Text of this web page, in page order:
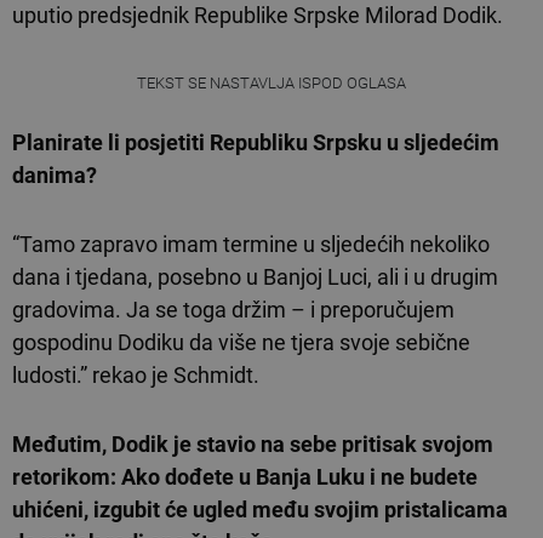
uputio predsjednik Republike Srpske Milorad Dodik.
TEKST SE NASTAVLJA ISPOD OGLASA
Planirate li posjetiti Republiku Srpsku u sljedećim
danima?
“Tamo zapravo imam termine u sljedećih nekoliko
dana i tjedana, posebno u Banjoj Luci, ali i u drugim
gradovima. Ja se toga držim – i preporučujem
gospodinu Dodiku da više ne tjera svoje sebične
ludosti.” rekao je Schmidt.
Međutim, Dodik je stavio na sebe pritisak svojom
retorikom: Ako dođete u Banja Luku i ne budete
uhićeni, izgubit će ugled među svojim pristalicama